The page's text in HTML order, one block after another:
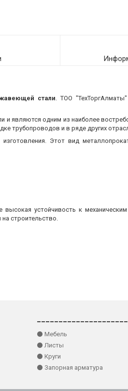
стали. ТОО
и являются одним из наиболее
трубопроводов и в ряде других
Этот вид
устойчивость к механическим
строительство.
⚫ Мебель
⚫ Листы
⚫ Круги
⚫ Запорная арматура